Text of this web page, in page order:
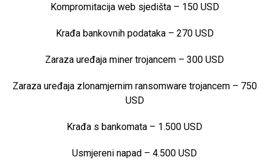
Kompromitacija web sjedišta – 150 USD
Krađa bankovnih podataka – 270 USD
Zaraza uređaja miner trojancem – 300 USD
Zaraza uređaja zlonamjernim ransomware trojancem – 750
USD
Krađa s bankomata – 1.500 USD
Usmjereni napad – 4.500 USD